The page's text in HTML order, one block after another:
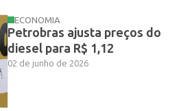
ECONOMIA
Petrobras ajusta preços do
diesel para R$ 1,12
02 de junho de 2026